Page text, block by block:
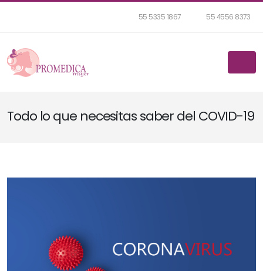
55 5335 1867 55 4556 8373
Todo lo que necesitas saber del COVID-19